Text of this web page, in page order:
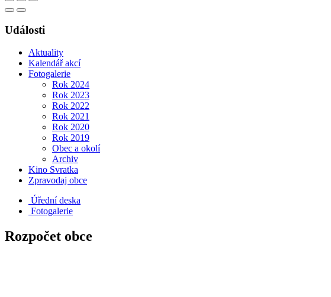
Události
Aktuality
Kalendář akcí
Fotogalerie
Rok 2024
Rok 2023
Rok 2022
Rok 2021
Rok 2020
Rok 2019
Obec a okolí
Archiv
Kino Svratka
Zpravodaj obce
Úřední deska
Fotogalerie
Rozpočet obce